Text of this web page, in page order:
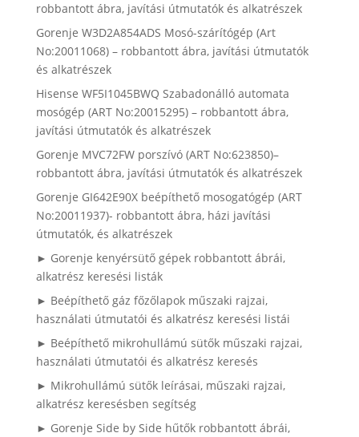
robbantott ábra, javítási útmutatók és alkatrészek
Gorenje W3D2A854ADS Mosó-szárítógép (Art
No:20011068) – robbantott ábra, javítási útmutatók
és alkatrészek
Hisense WF5I1045BWQ Szabadonálló automata
mosógép (ART No:20015295) – robbantott ábra,
javítási útmutatók és alkatrészek
Gorenje MVC72FW porszívó (ART No:623850)–
robbantott ábra, javítási útmutatók és alkatrészek
Gorenje GI642E90X beépíthető mosogatógép (ART
No:20011937)- robbantott ábra, házi javítási
útmutatók, és alkatrészek
► Gorenje kenyérsütő gépek robbantott ábrái,
alkatrész keresési listák
► Beépíthető gáz főzőlapok műszaki rajzai,
használati útmutatói és alkatrész keresési listái
► Beépíthető mikrohullámú sütők műszaki rajzai,
használati útmutatói és alkatrész keresés
► Mikrohullámú sütők leírásai, műszaki rajzai,
alkatrész keresésben segítség
► Gorenje Side by Side hűtők robbantott ábrái,